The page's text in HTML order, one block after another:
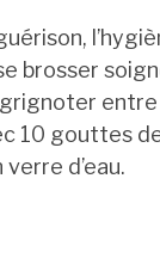
brosser
10 gouttes
d’eau.